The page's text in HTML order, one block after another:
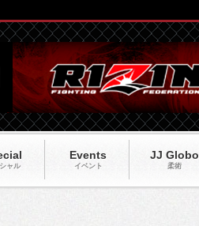
ャル
Events
イベント
JJ Globo
柔術